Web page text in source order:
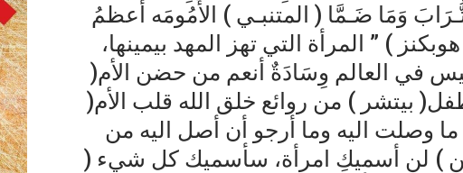
وَمَا ضَـمَّا ( المتنبـي ) الأُمُومَه أعظمُ
) ” المرأة التي تهز المهد بيمينها،
ليس في العالم وِسَادَةٌ أنعم من حضن الأم(
بيتشر ) من روائع خلق الله قلب الأم(
وصلت اليه وما أرجو أن أصل اليه من
) لن أسميكِ امرأة، سأسميك كل شيء (